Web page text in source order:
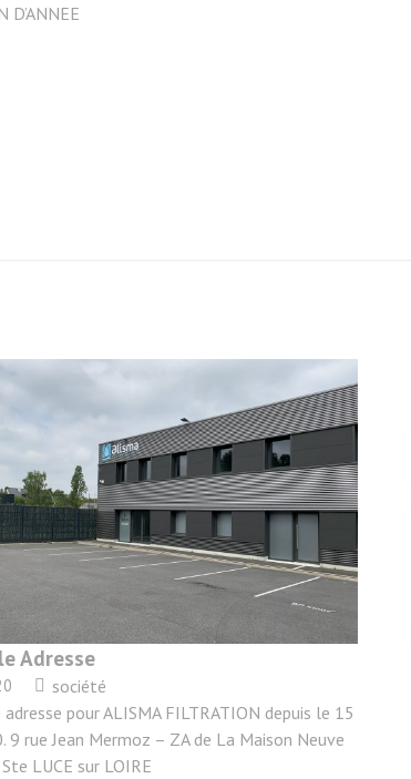
D’ANNEE
Adresse
société
pour ALISMA FILTRATION depuis le 15
9 rue Jean Mermoz – ZA de La Maison Neuve
LUCE sur LOIRE